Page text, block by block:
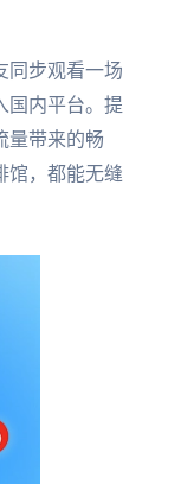
同步观看一场
国内平台。提
量带来的畅
馆，都能无缝